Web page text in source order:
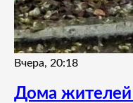
Вчера, 20:18
Дома жителей